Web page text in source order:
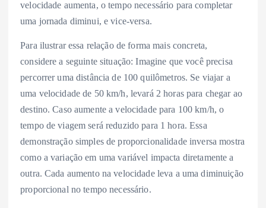
velocidade aumenta, o tempo necessário para completar
uma jornada diminui, e vice-versa.
Para ilustrar essa relação de forma mais concreta,
considere a seguinte situação: Imagine que você precisa
percorrer uma distância de 100 quilômetros. Se viajar a
uma velocidade de 50 km/h, levará 2 horas para chegar ao
destino. Caso aumente a velocidade para 100 km/h, o
tempo de viagem será reduzido para 1 hora. Essa
demonstração simples de proporcionalidade inversa mostra
como a variação em uma variável impacta diretamente a
outra. Cada aumento na velocidade leva a uma diminuição
proporcional no tempo necessário.